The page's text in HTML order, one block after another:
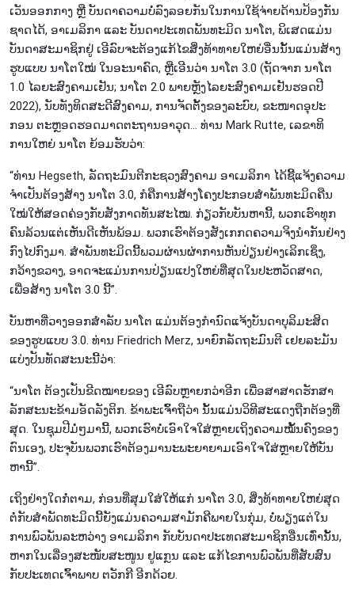
ເວັນ​ອອກ​ກາງ ຫຼື ບັນ​ດາ​ຄວາມບໍ່​ລົງ​ລອຍ​ກັນ​ໃນ​ການ​ໃຊ້​ຈ່າຍ​ດ້ານ​ປ້ອງ​ກັນ​
ຊາ​ດ​ໄດ້, ອາ​ເມ​ລິ​ກາ ແລະ ບັນ​ດາ​ປະ​ເທດ​ພັນ​ທະ​ມິດ ນາ​ໂຕ, ພິ​ເສດ​ແມ່ນ​
ບັນ​ດາ​ສະ​ມາ​ຊິກ​ຢູ່ ເອີ​ລົບຈະ​ຕ້ອງ​ແກ້​ໄຂສິ່ງ​ທ້າ​ທາຍ​ໃຫຍ່​ອື່ນ​ນັ້ນແມ່ນ​​ສ້າງ​
ຮູບ​ແບບ ນາ​ໂຕ​ໃໝ່ ໃນ​ອະ​ນາ​ຄົດ, ຫຼື​​ເອີນ​ວ່າ ນາ​ໂຕ 3.0 (ຖັດ​ຈາກ ນາ​ໂຕ
1.0 ​ໄລ​ຍະ​ສົງ​ຄາມ​ເຢ​ັນ; ນາ​ໂຕ 2.0 ພາຍ​ຫຼັງໄລ​ຍະ​ສົງ​ຄາມ​ເຢ​ັນ​ຮອດ​ປີ
2022), ນັບ​ທັງ​ທິດ​ສະ​ດີ​ສົງ​ຄາມ, ​ການ​ຈັດ​ຕັ້ງ​ຂອງ​ລ​ະ​ບົບ, ​ຂະ​ໜາດ​ອຸ​ປະ​
ກອນ ຕະ​ຫຼອ​ດ​ຮອດ​ມາດ​ຕະຖານ​ອາ​ວຸດ… ທ່ານ Mark Rutte, ເລ​ຂາ​ທິ​
ການ​ໃຫຍ່ ນາ​ໂຕ ຍ້ອມ​ຮັບ​ວ່າ:
“ທ່ານ Hegseth, ລັດ​ຖະ​ມົນ​ຕີ​ກະ​ຊວງ​ສົງ​ຄາມ ອາ​ເມ​ລິ​ກາ ໄດ້​ຊີ້​ແຈ້ງ​ຄວາມ​
ຈຳ​ເປັນ​ຕ້ອງ​ສ້າງ ນາ​ໂຕ 3.0, ກໍ​ຄື​ການ​ສ້າງ​ໂຄງ​ປະ​ກອບ​ສຳ​ພັນ​ທະ​ມິດ​ຄືນ​
ໃໝ່​ໃຫ້​ສອດ​ຄ່ອງ​ກັບ​ສັງ​ກາດ​ທັນ​ສະ​ໄໝ. ກ່ຽວ​ກັບ​ບັນ​ຫານີ້, ພວກ​ເຮົາ​ທຸກ​
ຄົນລ້ວນ​ແຕ່​ເຫັນ​ດີ​ເຫັນ​ພ້ອມ. ພວກ​ເຮົາ​ຕ້ອງ​ສັງ​ເກກດ​ຄວາມ​ຈິງ​ນຳ​ກັນ​ຢ່າງ​
ກົງ​ໄປ​ກົງ​ມາ. ສຳ​ພັນ​ທະ​ມິດນີ້​ພວມ​ຜ່ານ​ຜ່າ​ການ​ຫັນ​ປ່ຽນ​ຢ່າງ​ເລິກ​ເຊິ່ງ,
ກວ້າງ​ຂວາງ, ອາດ​ຈະ​ແມ່ນ​ການ​ປ່ຽນ​ແປງ​ໃຫຍ່​ທີ່​ສຸດ​ໃນ​ປະ​ຫວັດ​ສາດ,
ເພື່ອ​ສ້າງ ນາ​ໂຕ 3.0 ນີ້”.
ບັນ​ຫາ​ທີ່​ວາງ​ອອກ​ສຳ​ລັບ ນາ​ໂຕ ແມ່ນ​ຕ້ອງ​ກຳ​ນົດ​ແຈ້ງ​ບັນ​ດາ​ບຸ​ລິ​ມະ​ສິດ​
ຂອງ​ຮູບ​ແບບ 3.0. ທ່ານ Friedrich Merz, ນາ​ຍົກ​ລັດ​ຖະ​ມົນ​ຕີ​ ເຢຍ​ລະ​ມັນ
ແບ່ງ​ປັນ​ທັດ​ສະ​ນະ​ນີ້​ວ່າ:
“ນາ​ໂຕ ຕ​້ອງ​ເປັນ​ຂີດ​ໝາຍ​ຂອງ ເອີ​ລົບຫຼາຍກວ່າອີກ ເພື່ອ​ສາ​ສາດ​ຮ​ັກ​ສາ​
ລັກ​ສະ​ນະ​ຂ້າມ​ອັດລັງ​ຕິກ. ຂ້າ​ພະ​ເຈົ້າ​ຖື​ວ່າ ນັ້ນ​ແມ່ນ​ວິ​ທີ​ສະ​ແດງຖືກ​ຕ້ອງ​ທີ່​
ສຸດ. ໃນ​ຊຸມ​ປີມໍ່ໆ​ມານີ້, ພວກ​ເຮົາ​​ບໍ່​ເອົາ​ໃຈ​ໃສ່ຫຼາຍ​ເຖິງ​ຄວາມ​ໝັ້ນ​ຄົງຂອງ​
ຕົນ​ເອງ, ປະ​ຈຸ​ບັນພວກ​ເຮົາ​ຕ້ອງ​ມາ​ນະ​ພະ​ຍາ​ຍາມ​ເອົາ​ໃຈ​ໃສ່ຫຼາຍ​ໃຫ້​ບັນ​
ຫານີ້​”.
ເຖິງ​ຢ່າງ​ໃດ​ກໍ່​ຕາມ, ກ່ອນ​ທີ່​ສຸມ​ໃສ່​ໃຫ້​ແກ່ ນາ​ໂຕ 3.0, ສິ່ງ​ທ້າ​ທາຍ​ໃຫຍ່​ສຸດ​
ຕໍ່​ກັບ​ສຳ​ພັດ​ທະ​ມິດນີ້​ຍັງ​ແມ່ນ​ຄວາມ​ສາ​ມັກ​ຄີ​ພາຍ​ໃນ​ກຸ່ມ, ບໍ່​ພຽງ​ແຕ່​ໃນ​
ການ​ພົວ​ພັນ​ລະ​ຫວ່າງ ອາ​ເມລິກາ ກັບ​ບັນ​ດາ​ປະ​ເທ​ດ​ສະ​ມາ​ຊິກ​ອື່ນ​ເທົ່າ​ນັ້ນ,
ຫາກ​ໃນ​ເລື່ອງ​ສະ​ໜັບ​ສະ​ໜູນ ຢູ​ແກຼນ ແລະ ແກ້​ໄຂ​ການ​ພົວ​ພັນ​ທີ່​ສັບ​ສົນ​
ກັບ​ປະ​ເທດ​ເຈົ້າ​ພາບ ຕວັກ​ກີ ອີກ​ດ້ວຍ.